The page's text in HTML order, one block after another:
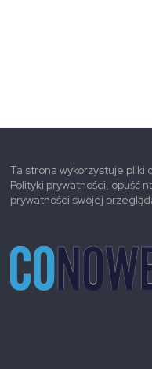
Ta strona wykorzystuje
Polityki prywatności, opuść
prywatności swojej